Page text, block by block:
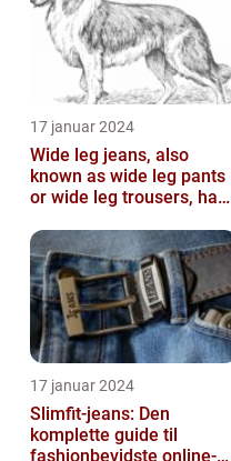
17 januar 2024
Wide leg jeans, also
known as wide leg pants
or wide leg trousers, have
fashion tre...
17 januar 2024
Slimfit-jeans: Den
komplette guide til
fashionbevidste online-